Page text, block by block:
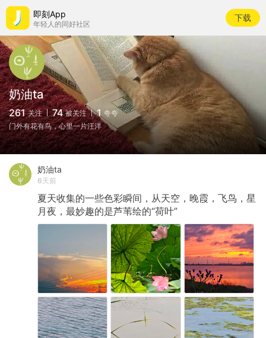
即刻App
年轻人的同好社区
下载
奶油ta
261 关注 74 被关注 1 夸夸
门外有花有鸟，心里一片汪洋
奶油ta
6天前
夏天收集的一些色彩瞬间，从天空，晚霞，飞鸟，星
月夜，最妙趣的是芦苇绘的“荷叶”